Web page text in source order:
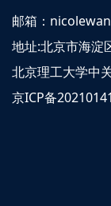
邮箱：
地址:北京市海淀
北京理工大学中
京ICP备